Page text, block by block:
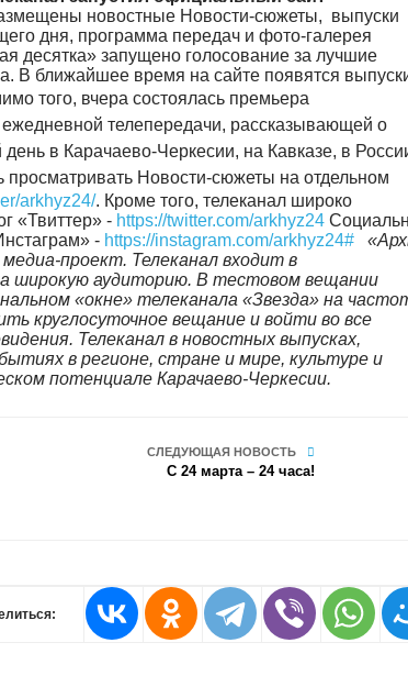
новостные Новости-сюжеты, выпуски
дня, программа передач и фото-галерея
десятка» запущено голосование за лучшие
В ближайшее время на сайте появятся
того, вчера состоялась премьера
телепередачи, рассказывающей о
в Карачаево-Черкесии, на Кавказе, в
просматривать Новости-сюжеты на отдельном
arkhyz24/. Кроме того, телеканал широко
«Твиттер» - https://twitter.com/arkhyz24
- https://instagram.com/arkhyz24#
проект. Телеканал входит в
широкую аудиторию. В тестовом вещании
«окне» телеканала «Звезда» на
круглосуточное вещание и войти во все
Телеканал в новостных выпусках,
в регионе, стране и мире, культуре и
потенциале Карачаево-Черкесии.
СЛЕДУЮЩАЯ НОВОСТЬ
С 24 марта – 24 часа!